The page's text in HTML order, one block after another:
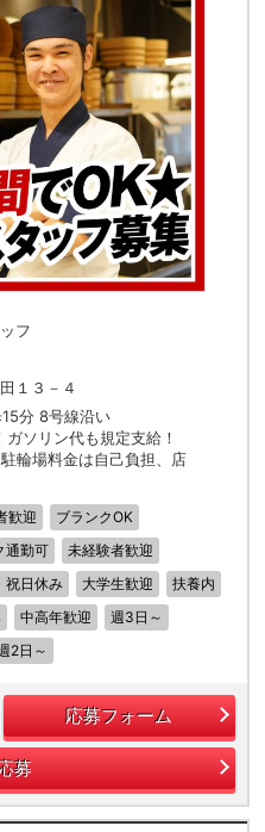
フ
１３－４
分 8号線沿い
ソリン代も規定支給！
輪場料金は自己負担、店
歓迎
ブランクOK
通勤可
未経験者歓迎
祝日休み 大学生歓迎
扶養内
中高年歓迎
週3日～
2日～
応募フォーム
募